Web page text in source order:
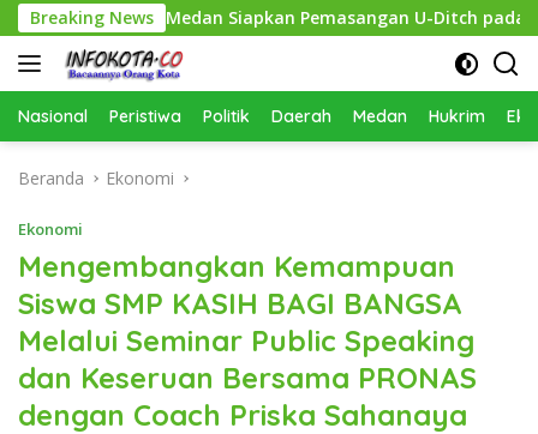
Langsung
ke
konten
Breaking News
Medan Siapkan Pemasangan U-Ditch pada 2027
Nasional Peristiwa Politik Daerah Medan Hukrim
Beranda Ekonomi
Ekonomi
Mengembangkan Kemampuan
Siswa SMP KASIH BAGI BANGSA
Melalui Seminar Public Speaking
dan Keseruan Bersama PRONAS
dengan Coach Priska Sahanaya